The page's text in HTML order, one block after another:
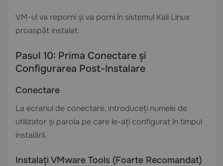
VM-ul va reporni și va porni în sistemul Kali Linux
proaspăt instalat.
Pasul 10: Prima Conectare și
Configurarea Post-Instalare
Conectare
La ecranul de conectare, introduceți numele de
utilizator și parola pe care le-ați configurat în timpul
instalării.
Instalați VMware Tools (Foarte Recomandat)